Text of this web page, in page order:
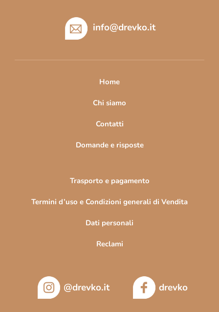
info@drevko.it
Home
Chi siamo
Contatti
Domande e risposte
Trasporto e pagamento
Termini d’uso e Condizioni generali di Vendita
Dati personali
Reclami
@drevko.it drevko